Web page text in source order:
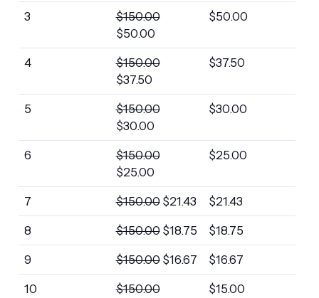
3 $150.00
$50.00
$50.00
4 $150.00
$37.50
$37.50
5 $150.00
$30.00
$30.00
6 $150.00
$25.00
$25.00
7 $150.00 $21.43 $21.43
8 $150.00 $18.75 $18.75
9 $150.00 $16.67 $16.67
10 $150.00
$15.00